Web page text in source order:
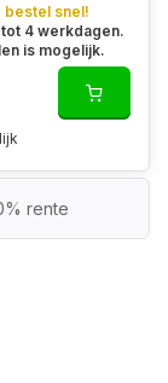
bestel snel!
4 werkdagen.
is mogelijk.
rente